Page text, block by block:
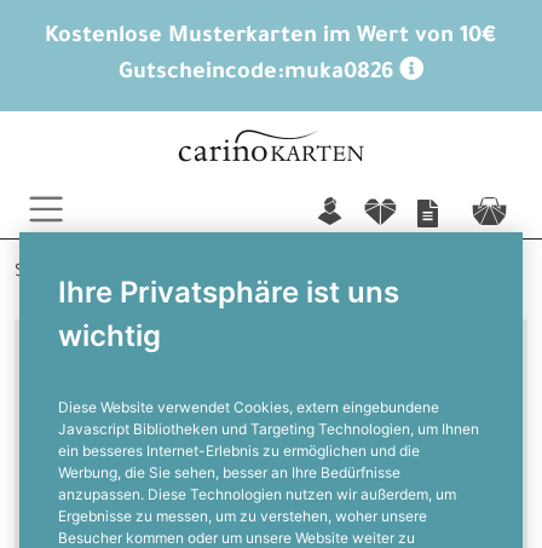
Kostenlose Musterkarten im Wert von 10€
Gutscheincode:muka0826
Ihre Privatsphäre ist uns
wichtig
Diese Website verwendet Cookies, extern eingebundene
Javascript Bibliotheken und Targeting Technologien, um Ihnen
ein besseres Internet-Erlebnis zu ermöglichen und die
Werbung, die Sie sehen, besser an Ihre Bedürfnisse
anzupassen. Diese Technologien nutzen wir außerdem, um
Ergebnisse zu messen, um zu verstehen, woher unsere
Besucher kommen oder um unsere Website weiter zu
n f c
Startseite
Acryl
Menükarten für die
Hochzeit aus Acryl